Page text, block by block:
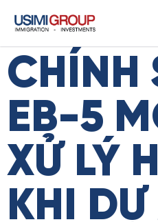
CHÍNH
EB-5
XỬ LÝ
KHI DỰ